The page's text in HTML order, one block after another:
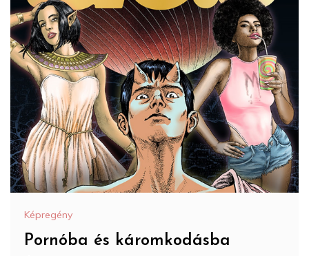
Képregény
Pornóba és káromkodásba